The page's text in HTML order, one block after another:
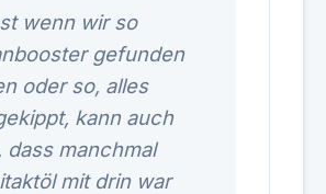
wenn wir so
gefunden
oder so, alles
kann auch
dass manchmal
mit drin war